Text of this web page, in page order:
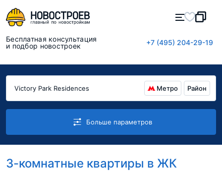
Бесплатная консультация
и подбор новостроек
+7 (495) 204-29-19
Метро Район
Больше параметров
3-комнатные квартиры в ЖК